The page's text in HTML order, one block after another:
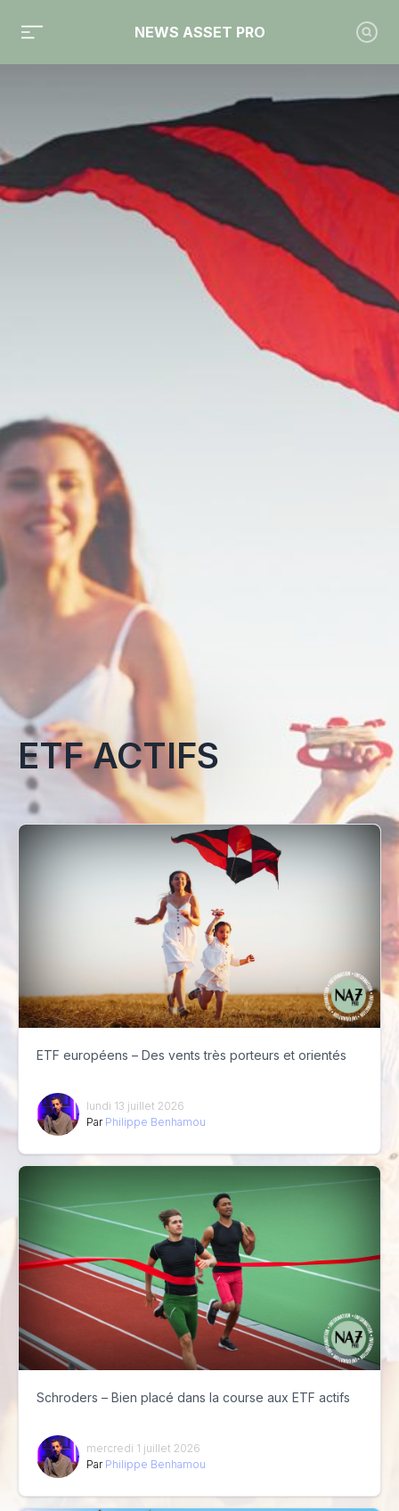
NEWS ASSET PRO
Toute l'actualité sur le tag "ETF actifs"
ETF ACTIFS
ETF européens – Des vents très porteurs et orientés
lundi 13 juillet 2026
Par Philippe Benhamou
Schroders – Bien placé dans la course aux ETF actifs
mercredi 1 juillet 2026
Par Philippe Benhamou